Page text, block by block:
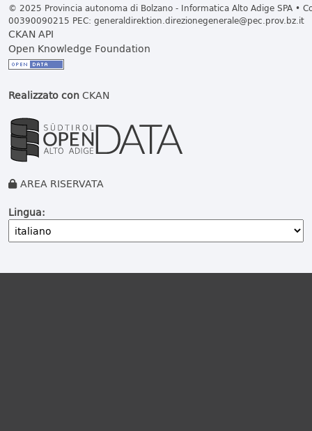
© 2025 Provincia autonoma di Bolzano - Informatica Alto Adige SPA •
00390090215 PEC: generaldirektion.direzionegenerale@pec.prov.bz.it
CKAN API
Open Knowledge Foundation
Realizzato conCKAN
AREA RISERVATA
Lingua